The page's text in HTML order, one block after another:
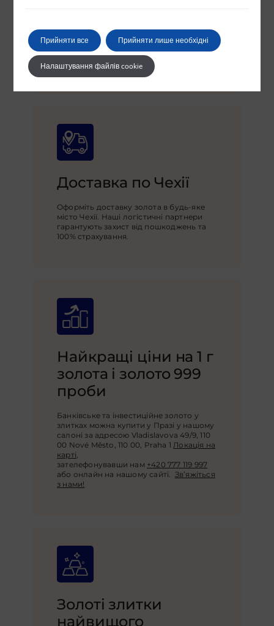
Купуйте золото у Празі та сплачуйте
готівкою або банківським переказом
IBAN.Зв’яжіться з нами!
Доставка по Чехії
Оформіть доставку золота в будь-яке
місто Чехії. Наші логістичні партнери
гарантують захист від пошкоджень та
100% страхування.
Золоті злитки
найвищого
Найкращі ціни на 1 г
золота і золото 999
проби
Банківське та інвестиційне золото у
злитках можна купити у Празі у нашому
салоні за адресою Vladislavova 49/9, 110
00 Nové Město, 110 00, Praha 1Локація на
карті,
зателефонувавши нам +420 777 119 997
або онлайн на нашому сайті. Зв’яжіться
з нами!
Прийняти все Прийняти лише необхідні
Налаштування файлів cookie